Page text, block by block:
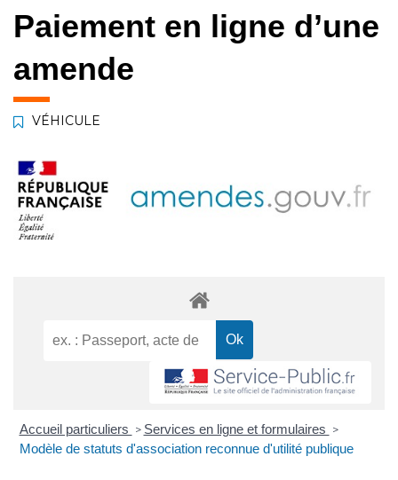
Paiement en ligne d’une
amende
VÉHICULE
Accueil particuliers > Services en ligne et formulaires >
Modèle de statuts d'association reconnue d'utilité publique